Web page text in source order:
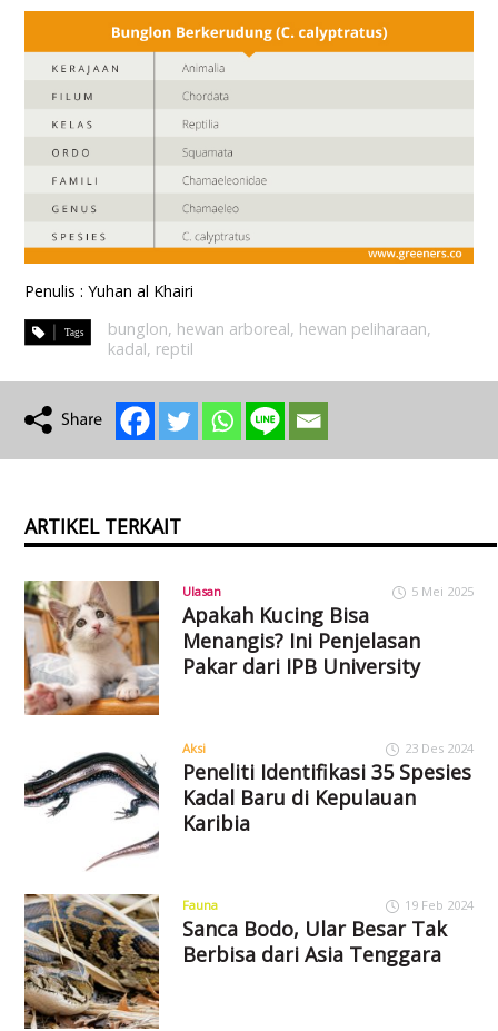
Penulis : Yuhan al Khairi
bunglon, hewan arboreal, hewan peliharaan,
kadal, reptil
ARTIKEL TERKAIT
Ulasan 5 Mei 2025
Apakah Kucing Bisa
Menangis? Ini Penjelasan
Pakar dari IPB University
Aksi 23 Des 2024
Peneliti Identifikasi 35 Spesies
Kadal Baru di Kepulauan
Karibia
Fauna 19 Feb 2024
Sanca Bodo, Ular Besar Tak
Berbisa dari Asia Tenggara